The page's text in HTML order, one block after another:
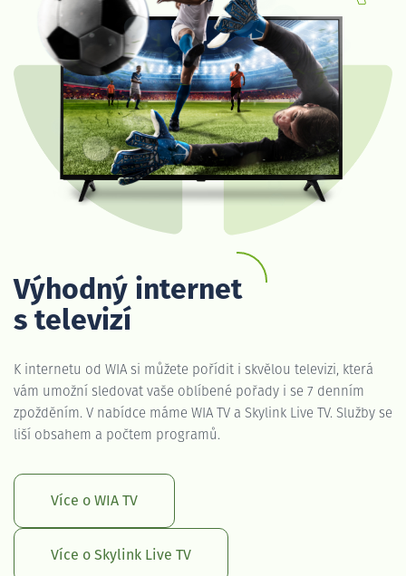
Výhodný internet
s televizí
K internetu od WIA si můžete pořídit i skvělou televizi, která
vám umožní sledovat vaše oblíbené pořady i se 7 denním
zpožděním. V nabídce máme WIA TV a Skylink Live TV. Služby se
liší obsahem a počtem programů.
Více o WIA TV
Více o Skylink Live TV